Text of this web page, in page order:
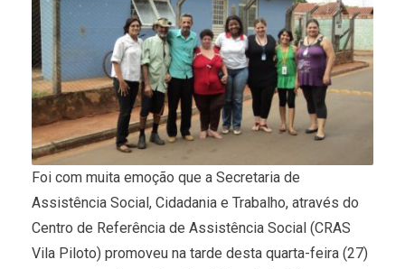
Foi com muita emoção que a Secretaria de
Assistência Social, Cidadania e Trabalho, através do
Centro de Referência de Assistência Social (CRAS
Vila Piloto) promoveu na tarde desta quarta-feira (27)